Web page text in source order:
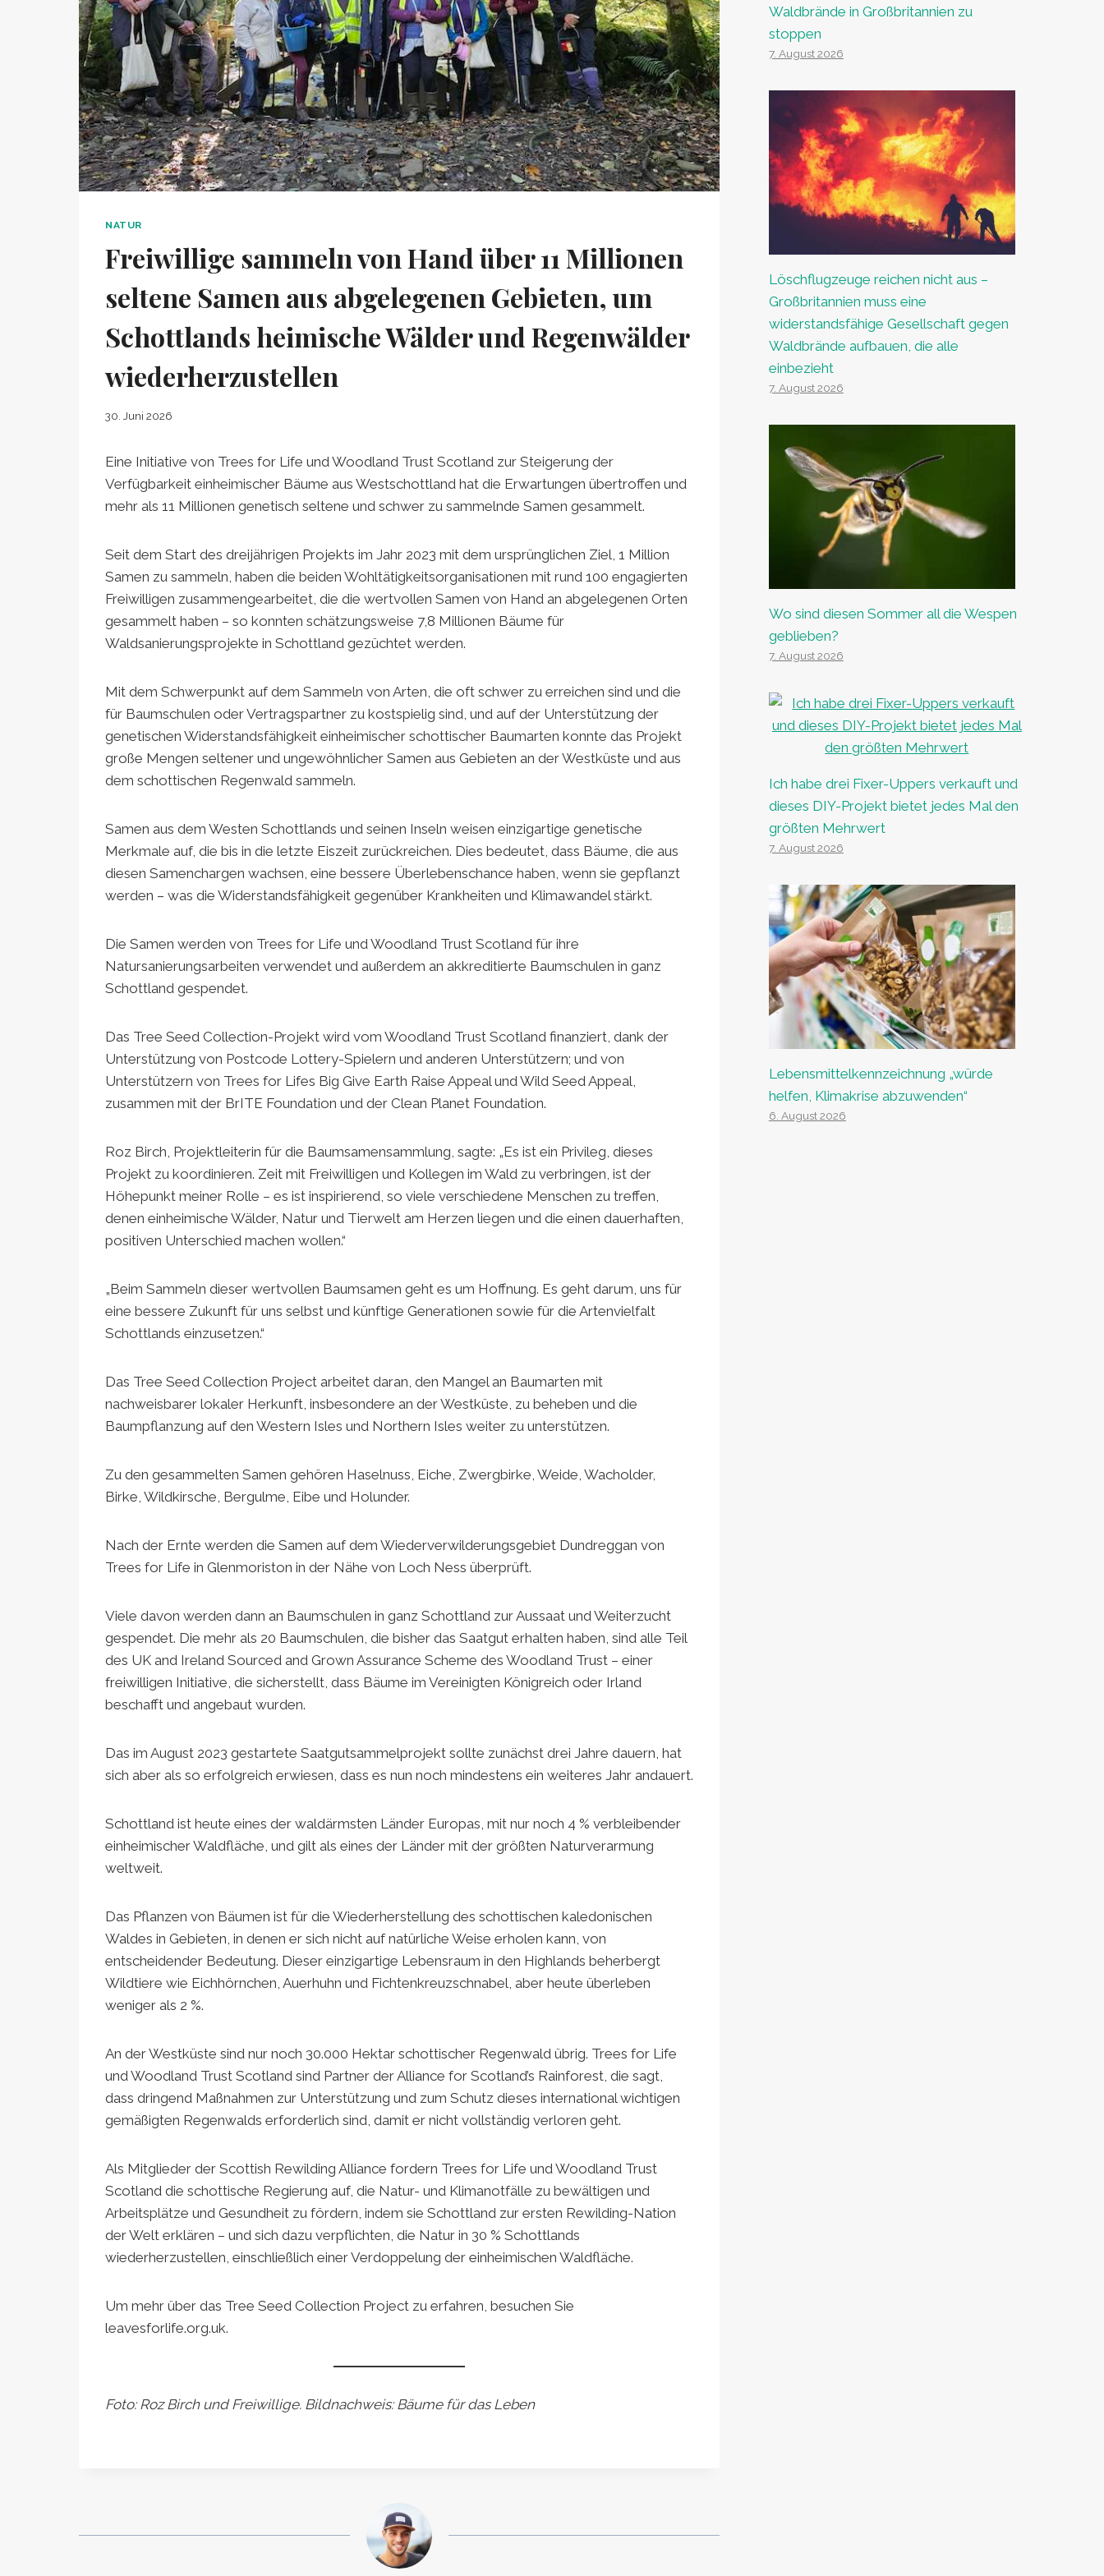
NATUR
Freiwillige sammeln von Hand über 11 Millionen
seltene Samen aus abgelegenen Gebieten, um
Schottlands heimische Wälder und Regenwälder
wiederherzustellen
30. Juni 2026
Eine Initiative von Trees for Life und Woodland Trust Scotland zur Steigerung der
Verfügbarkeit einheimischer Bäume aus Westschottland hat die Erwartungen übertroffen und
mehr als 11 Millionen genetisch seltene und schwer zu sammelnde Samen gesammelt.
Seit dem Start des dreijährigen Projekts im Jahr 2023 mit dem ursprünglichen Ziel, 1 Million
Samen zu sammeln, haben die beiden Wohltätigkeitsorganisationen mit rund 100 engagierten
Freiwilligen zusammengearbeitet, die die wertvollen Samen von Hand an abgelegenen Orten
gesammelt haben – so konnten schätzungsweise 7,8 Millionen Bäume für
Waldsanierungsprojekte in Schottland gezüchtet werden.
Mit dem Schwerpunkt auf dem Sammeln von Arten, die oft schwer zu erreichen sind und die
für Baumschulen oder Vertragspartner zu kostspielig sind, und auf der Unterstützung der
genetischen Widerstandsfähigkeit einheimischer schottischer Baumarten konnte das Projekt
große Mengen seltener und ungewöhnlicher Samen aus Gebieten an der Westküste und aus
dem schottischen Regenwald sammeln.
Samen aus dem Westen Schottlands und seinen Inseln weisen einzigartige genetische
Merkmale auf, die bis in die letzte Eiszeit zurückreichen. Dies bedeutet, dass Bäume, die aus
diesen Samenchargen wachsen, eine bessere Überlebenschance haben, wenn sie gepflanzt
werden – was die Widerstandsfähigkeit gegenüber Krankheiten und Klimawandel stärkt.
Die Samen werden von Trees for Life und Woodland Trust Scotland für ihre
Natursanierungsarbeiten verwendet und außerdem an akkreditierte Baumschulen in ganz
Schottland gespendet.
Das Tree Seed Collection-Projekt wird vom Woodland Trust Scotland finanziert, dank der
Unterstützung von Postcode Lottery-Spielern und anderen Unterstützern; und von
Unterstützern von Trees for Lifes Big Give Earth Raise Appeal und Wild Seed Appeal,
zusammen mit der BrITE Foundation und der Clean Planet Foundation.
Roz Birch, Projektleiterin für die Baumsamensammlung, sagte: „Es ist ein Privileg, dieses
Projekt zu koordinieren. Zeit mit Freiwilligen und Kollegen im Wald zu verbringen, ist der
Höhepunkt meiner Rolle – es ist inspirierend, so viele verschiedene Menschen zu treffen,
denen einheimische Wälder, Natur und Tierwelt am Herzen liegen und die einen dauerhaften,
positiven Unterschied machen wollen.“
„Beim Sammeln dieser wertvollen Baumsamen geht es um Hoffnung. Es geht darum, uns für
eine bessere Zukunft für uns selbst und künftige Generationen sowie für die Artenvielfalt
Schottlands einzusetzen.“
Das Tree Seed Collection Project arbeitet daran, den Mangel an Baumarten mit
nachweisbarer lokaler Herkunft, insbesondere an der Westküste, zu beheben und die
Baumpflanzung auf den Western Isles und Northern Isles weiter zu unterstützen.
Zu den gesammelten Samen gehören Haselnuss, Eiche, Zwergbirke, Weide, Wacholder,
Birke, Wildkirsche, Bergulme, Eibe und Holunder.
Nach der Ernte werden die Samen auf dem Wiederverwilderungsgebiet Dundreggan von
Trees for Life in Glenmoriston in der Nähe von Loch Ness überprüft.
Viele davon werden dann an Baumschulen in ganz Schottland zur Aussaat und Weiterzucht
gespendet. Die mehr als 20 Baumschulen, die bisher das Saatgut erhalten haben, sind alle Teil
des UK and Ireland Sourced and Grown Assurance Scheme des Woodland Trust – einer
freiwilligen Initiative, die sicherstellt, dass Bäume im Vereinigten Königreich oder Irland
beschafft und angebaut wurden.
Das im August 2023 gestartete Saatgutsammelprojekt sollte zunächst drei Jahre dauern, hat
sich aber als so erfolgreich erwiesen, dass es nun noch mindestens ein weiteres Jahr andauert.
Schottland ist heute eines der waldärmsten Länder Europas, mit nur noch 4 % verbleibender
einheimischer Waldfläche, und gilt als eines der Länder mit der größten Naturverarmung
weltweit.
Das Pflanzen von Bäumen ist für die Wiederherstellung des schottischen kaledonischen
Waldes in Gebieten, in denen er sich nicht auf natürliche Weise erholen kann, von
entscheidender Bedeutung. Dieser einzigartige Lebensraum in den Highlands beherbergt
Wildtiere wie Eichhörnchen, Auerhuhn und Fichtenkreuzschnabel, aber heute überleben
weniger als 2 %.
An der Westküste sind nur noch 30.000 Hektar schottischer Regenwald übrig. Trees for Life
und Woodland Trust Scotland sind Partner der Alliance for Scotland’s Rainforest, die sagt,
dass dringend Maßnahmen zur Unterstützung und zum Schutz dieses international wichtigen
gemäßigten Regenwalds erforderlich sind, damit er nicht vollständig verloren geht.
Als Mitglieder der Scottish Rewilding Alliance fordern Trees for Life und Woodland Trust
Scotland die schottische Regierung auf, die Natur- und Klimanotfälle zu bewältigen und
Arbeitsplätze und Gesundheit zu fördern, indem sie Schottland zur ersten Rewilding-Nation
der Welt erklären – und sich dazu verpflichten, die Natur in 30 % Schottlands
wiederherzustellen, einschließlich einer Verdoppelung der einheimischen Waldfläche.
Um mehr über das Tree Seed Collection Project zu erfahren, besuchen Sie
leavesforlife.org.uk.
Foto: Roz Birch und Freiwillige. Bildnachweis: Bäume für das Leben
Waldbrände in Großbritannien zu
stoppen
7. August 2026
Löschflugzeuge reichen nicht aus –
Großbritannien muss eine
widerstandsfähige Gesellschaft gegen
Waldbrände aufbauen, die alle
einbezieht
7. August 2026
Wo sind diesen Sommer all die Wespen
geblieben?
7. August 2026
Ich habe drei Fixer-Uppers verkauft und
dieses DIY-Projekt bietet jedes Mal den
größten Mehrwert
7. August 2026
Lebensmittelkennzeichnung „würde
helfen, Klimakrise abzuwenden“
6. August 2026